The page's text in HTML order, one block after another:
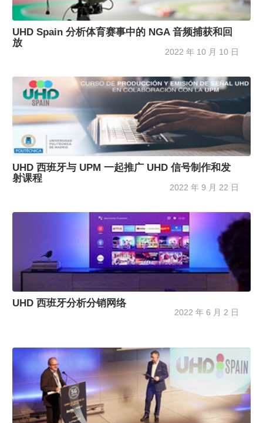
UHD Spain 分析体育赛事中的 NGA 音频捕获和回
放
2022 年 10 月 10 日
UHD 西班牙与 UPM 一起推广 UHD 信号制作和发
射课程
2022 年 9 月 22 日
UHD 西班牙分析分销网络
2022 年 6 月 2 日